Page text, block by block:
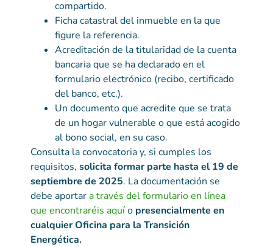
compartido.
Ficha catastral del inmueble en la que
figure la referencia.
Acreditación de la titularidad de la cuenta
bancaria que se ha declarado en el
formulario electrónico (recibo, certificado
del banco, etc.).
Un documento que acredite que se trata
de un hogar vulnerable o que está acogido
al bono social, en su caso.
Consulta la convocatoria y, si cumples los
requisitos, solicita formar parte hasta el 19 de
septiembre de 2025. La documentación se
debe aportar a través del formulario en línea
que encontraréis aquío presencialmente en
cualquier Oficina para la Transición
Energética.